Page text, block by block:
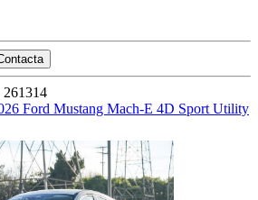
261314
Ford Mustang Mach-E 4D Sport Utility